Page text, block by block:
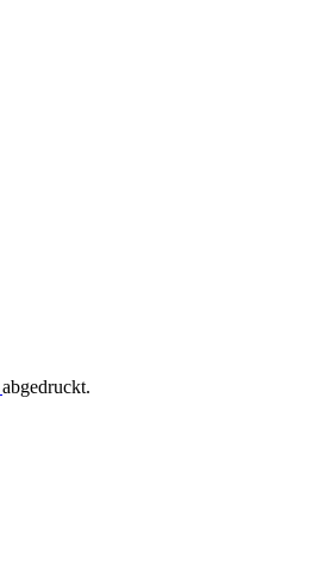
abgedruckt.